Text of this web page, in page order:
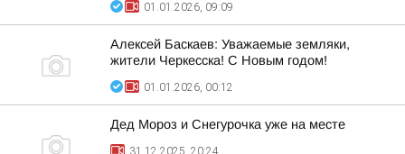
01.01.2026, 09:09
Алексей Баскаев: Уважаемые земляки,
жители Черкесска! С Новым годом!
01.01.2026, 00:12
Дед Мороз и Снегурочка уже на месте
31.12.2025, 20:24